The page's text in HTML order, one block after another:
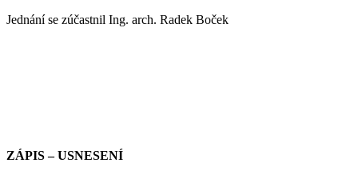
Jednání se zúčastnil Ing. arch. Radek Boček
ZÁPIS – USNESENÍ